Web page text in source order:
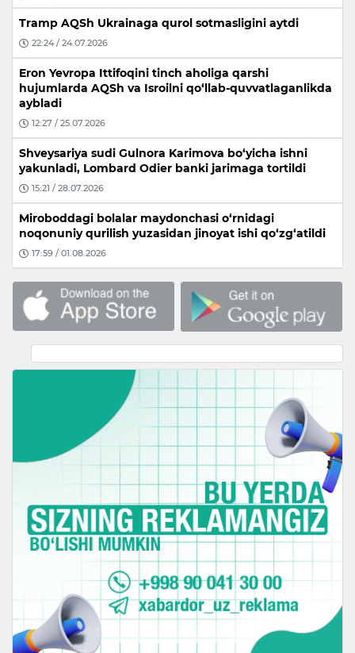
Tramp AQSh Ukrainaga qurol sotmasligini aytdi
22:24 / 24.07.2026
Eron Yevropa Ittifoqini tinch aholiga qarshi
hujumlarda AQSh va Isroilni qo‘llab-quvvatlaganlikda
aybladi
12:27 / 25.07.2026
Shveysariya sudi Gulnora Karimova bo‘yicha ishni
yakunladi, Lombard Odier banki jarimaga tortildi
15:21 / 28.07.2026
Miroboddagi bolalar maydonchasi o‘rnidagi
noqonuniy qurilish yuzasidan jinoyat ishi qo‘zg‘atildi
17:59 / 01.08.2026